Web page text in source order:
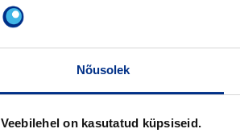
Nõusolek
Veebilehel on kasutatud küpsiseid.